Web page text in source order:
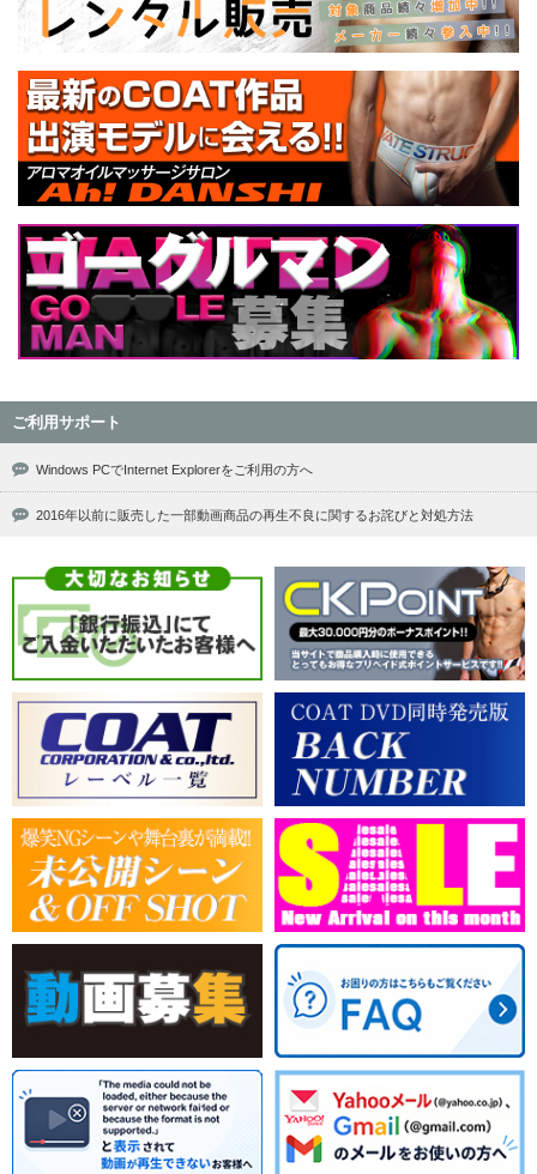
ご利用サポート
Windows PCでInternet Explorerをご利用の方へ
2016年以前に販売した一部動画商品の再生不良に関するお詫びと対処方法